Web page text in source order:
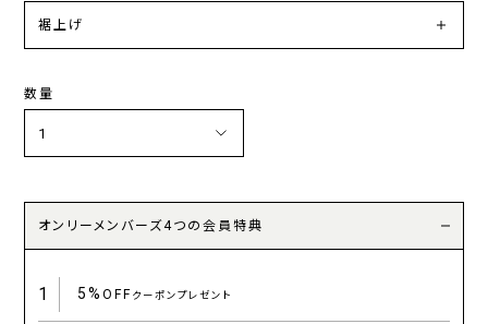
裾上げ
数量
オンリーメンバーズ4つの会員特典
1 5%OFFクーポンプレゼント